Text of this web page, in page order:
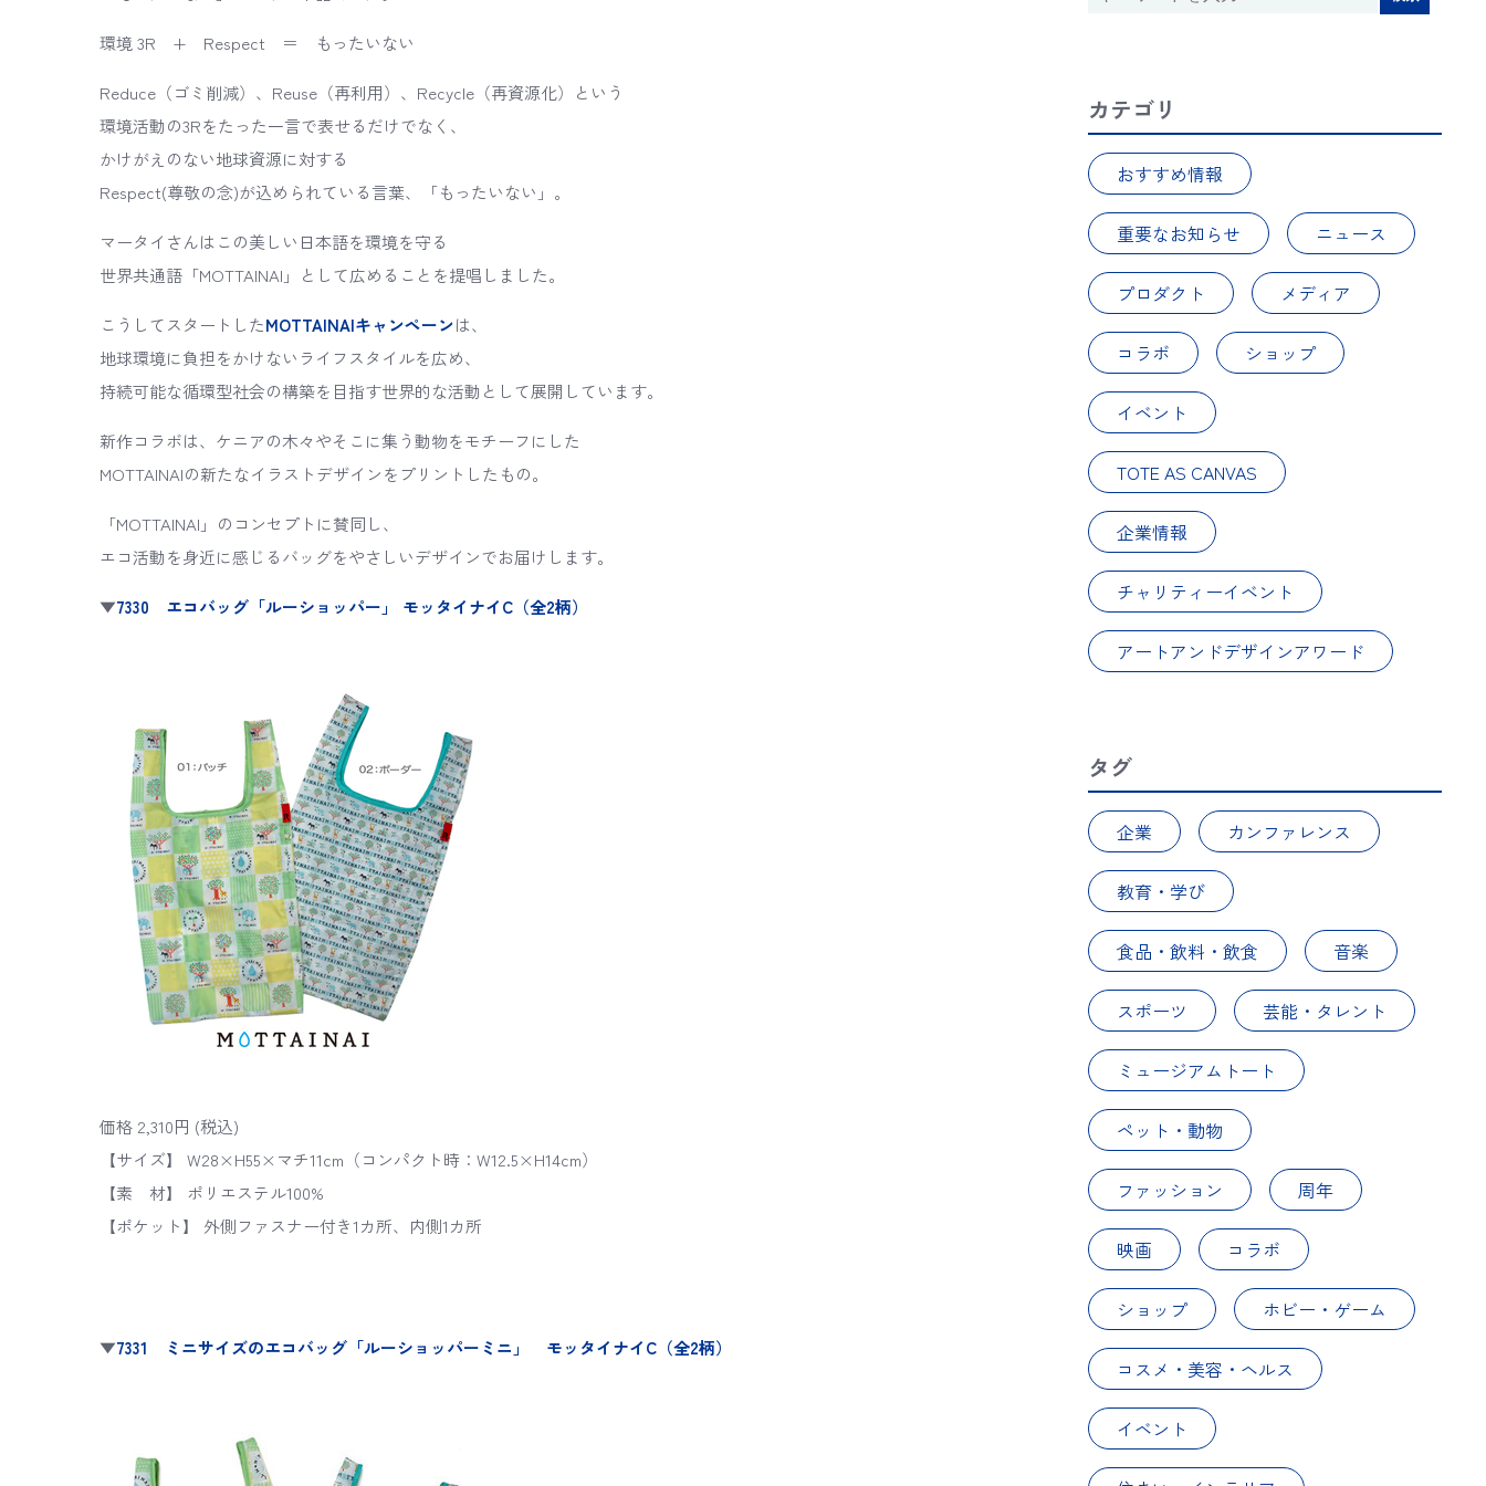
環境 3R + Respect ＝ もったいない
Reduce（ゴミ削減）、Reuse（再利用）、Recycle（再資源化）という
環境活動の3Rをたった一言で表せるだけでなく、
かけがえのない地球資源に対する
Respect(尊敬の念)が込められている言葉、「もったいない」。
マータイさんはこの美しい日本語を環境を守る
世界共通語「MOTTAINAI」として広めることを提唱しました。
こうしてスタートしたMOTTAINAIキャンペーンは、
地球環境に負担をかけないライフスタイルを広め、
持続可能な循環型社会の構築を目指す世界的な活動として展開しています。
新作コラボは、ケニアの木々やそこに集う動物をモチーフにした
MOTTAINAIの新たなイラストデザインをプリントしたもの。
「MOTTAINAI」のコンセプトに賛同し、
エコ活動を身近に感じるバッグをやさしいデザインでお届けします。
▼7330 エコバッグ「ルーショッパー」 モッタイナイC（全2柄）
価格 2,310円 (税込)
【サイズ】 W28×H55×マチ11cm（コンパクト時：W12.5×H14cm）
【素 材】 ポリエステル100%
【ポケット】 外側ファスナー付き1カ所、内側1カ所
▼7331 ミニサイズのエコバッグ「ルーショッパーミニ」 モッタイナイC（全2柄）
カテゴリ
おすすめ情報
重要なお知らせ ニュース
プロダクト メディア
コラボ ショップ
イベント
TOTE AS CANVAS
企業情報
チャリティーイベント
アートアンドデザインアワード
タグ
企業 カンファレンス
教育・学び
食品・飲料・飲食 音楽
スポーツ 芸能・タレント
ミュージアムトート
ペット・動物
ファッション 周年
映画 コラボ
ショップ ホビー・ゲーム
コスメ・美容・ヘルス
イベント